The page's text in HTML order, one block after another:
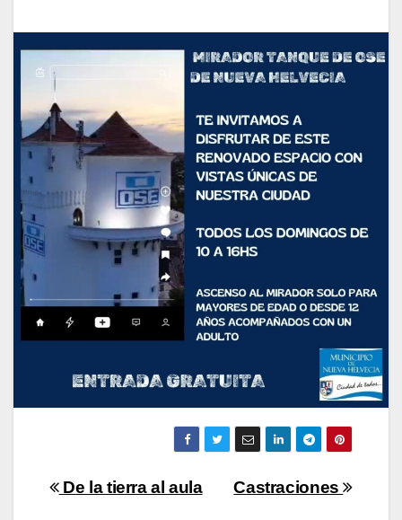
Navegación
Castraciones
De la tierra al aula